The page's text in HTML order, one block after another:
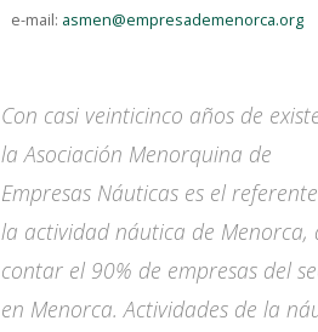
e-mail: asmen@empresademenorca.org
Con casi veinticinco años de
la Asociación Menorquina de
Empresas Náuticas es el
la actividad náutica de Menorca,
contar el 90% de empresas del
en Menorca. Actividades de la